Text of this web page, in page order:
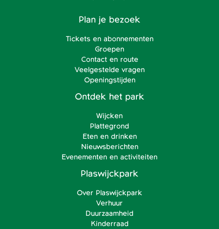
Plan je bezoek
Tickets en abonnementen
Groepen
Contact en route
Veelgestelde vragen
Openingstijden
Ontdek het park
Wijcken
Plattegrond
Eten en drinken
Nieuwsberichten
Evenementen en activiteiten
Plaswijckpark
Over Plaswijckpark
Verhuur
Duurzaamheid
Kinderraad